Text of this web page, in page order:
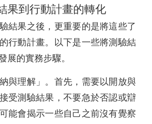
果到行動計畫的轉化
結果之後，更重要的是將這些了
行動計畫。以下是一些將測驗結
展的實務步驟。
與理解」。首先，需要以開放與
受測驗結果，不要急於否認或辯
能會揭示一些自己之前沒有覺察